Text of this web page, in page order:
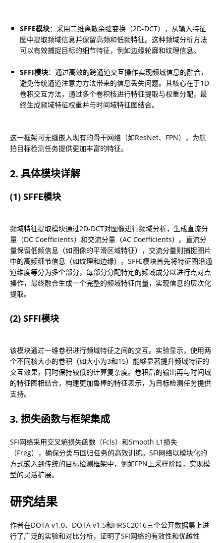
SFFE模块：采用二维离散余弦变换（2D-DCT），从输入特征
图中提取频域信息并保留高频和低频特征。这种频域分析方法
可以有效捕捉目标的细节特征，例如边缘轮廓和纹理信息。
SFFI模块：通过高效的跨通道交互操作实现频域信息的融合，
避免传统通道注意力方法带来的信息丢失问题。其核心在于1D
卷积交互方法，通过多个卷积核进行特征提取与权重分配，最
终生成频域特征权重并与时间域特征图结合。
这一框架可无缝嵌入现有的骨干网络（如ResNet、FPN），为航
拍目标检测任务提供更加丰富的特征。
2. 具体模块详解
(1) SFFE模块
频域特征提取模块通过2D-DCT对图像进行频域分析，生成直流分
量（DC Coefficients）和交流分量（AC Coefficients）。直流分
量保留低频信息（如图像的平滑区域特征），交流分量则捕捉图片
中的高频细节信息（如纹理和边缘）。SFFE模块首先将特征图沿通
道维度等分为多个部分，每部分分配特定的频域成分以进行点对点
操作，最终融合生成一个完整的频域特征向量，实现信息的层次化
提取。
(2) SFFI模块
该模块通过一维卷积进行频域特征之间的交互。实验显示，使用两
个不同核大小的卷积（如大小为3和15）能够显著提升频域特征的
交互效果，同时保持较低的计算复杂度。卷积后的输出再与时间域
的特征图相结合，构建更加鲁棒的特征表示，为目标检测任务提供
支持。
3. 损失函数与框架集成
SFI网络采用交叉熵损失函数（Fcls）和Smooth L1损失
（Freg），确保分类与回归任务的高效训练。SFI网络以模块化的
方式嵌入到传统的目标检测框架中，例如FPN上采样阶段，实现模
型的灵活扩展。
研究结果
作者在DOTA v1.0、DOTA v1.5和HRSC2016三个公开数据集上进
行了广泛的实验和对比分析，证明了SFI网络的有效性和优越性